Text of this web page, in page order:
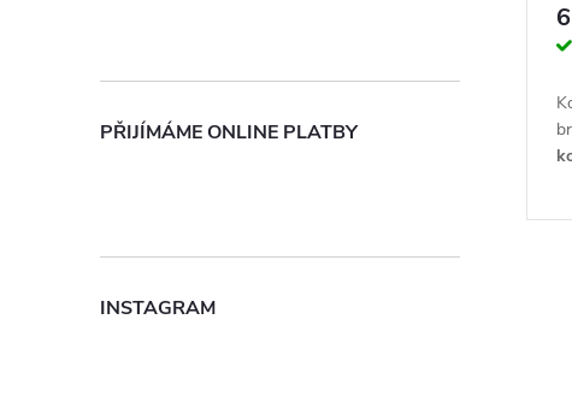
PŘIJÍMÁME ONLINE PLATBY
INSTAGRAM